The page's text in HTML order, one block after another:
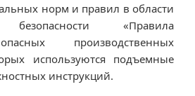
норм и правил в области
«Правила
производственных
используются подъемные
инструкций.